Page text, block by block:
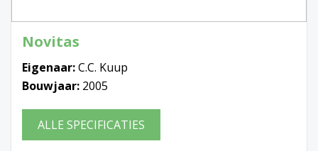
Novitas
Eigenaar:C.C. Kuup
Bouwjaar: 2005
ALLE SPECIFICATIES